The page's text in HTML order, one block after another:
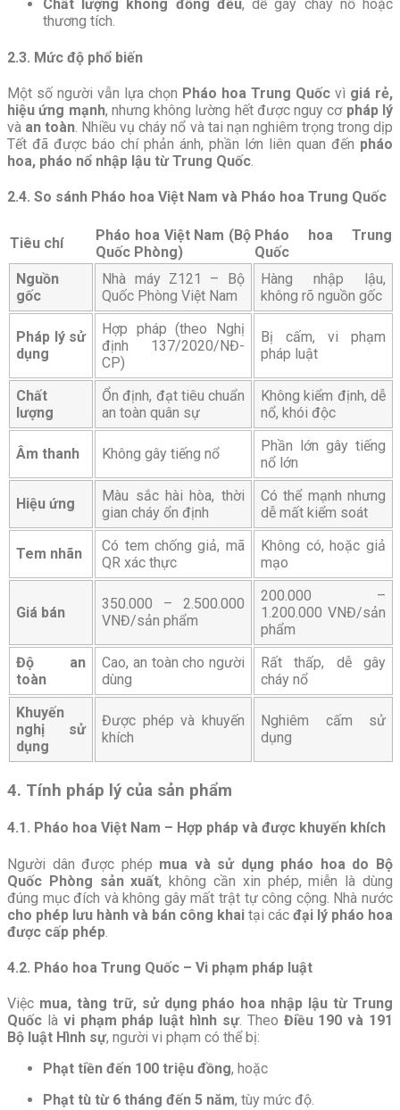
Chất lượng không đồng đều, dễ gây cháy nổ hoặc
thương tích.
2.3. Mức độ phổ biến
Một số người vẫn lựa chọn Pháo hoa Trung Quốc vì giá rẻ,
hiệu ứng mạnh, nhưng không lường hết được nguy cơ pháp lý
và an toàn. Nhiều vụ cháy nổ và tai nạn nghiêm trọng trong dịp
Tết đã được báo chí phản ánh, phần lớn liên quan đến pháo
hoa, pháo nổ nhập lậu từ Trung Quốc.
2.4. So sánh Pháo hoa Việt Nam và Pháo hoa Trung Quốc
Tiêu chí
Pháo hoa Việt Nam (Bộ
Quốc Phòng)
Pháo hoa Trung
Quốc
Nguồn
gốc
Nhà máy Z121 – Bộ
Quốc Phòng Việt Nam
Hàng nhập lậu,
không rõ nguồn gốc
Pháp lý sử
dụng
Hợp pháp (theo Nghị
định 137/2020/NĐ-
CP)
Bị cấm, vi phạm
pháp luật
Chất
lượng
Ổn định, đạt tiêu chuẩn
an toàn quân sự
Không kiểm định, dễ
nổ, khói độc
Âm thanh Không gây tiếng nổ
Phần lớn gây tiếng
nổ lớn
Hiệu ứng
Màu sắc hài hòa, thời
gian cháy ổn định
Có thể mạnh nhưng
dễ mất kiểm soát
Tem nhãn
Có tem chống giả, mã
QR xác thực
Không có, hoặc giả
mạo
Giá bán
350.000 – 2.500.000
VNĐ/sản phẩm
200.000 –
1.200.000 VNĐ/sản
phẩm
Độ an
toàn
Cao, an toàn cho người
dùng
Rất thấp, dễ gây
cháy nổ
Khuyến
nghị sử
dụng
Được phép và khuyến
khích
Nghiêm cấm sử
dụng
4. Tính pháp lý của sản phẩm
4.1. Pháo hoa Việt Nam – Hợp pháp và được khuyến khích
Người dân được phép mua và sử dụng pháo hoa do Bộ
Quốc Phòng sản xuất, không cần xin phép, miễn là dùng
đúng mục đích và không gây mất trật tự công cộng. Nhà nước
cho phép lưu hành và bán công khai tại các đại lý pháo hoa
được cấp phép
4.2. Pháo hoa Trung Quốc – Vi phạm pháp luật
Việc mua, tàng trữ, sử dụng pháo hoa nhập lậu từ Trung
Quốc là vi phạm pháp luật hình sự. Theo Điều 190 và 191
Bộ luật Hình sự, người vi phạm có thể bị:
Phạt tiền đến 100 triệu đồng, hoặc
Phạt tù từ 6 tháng đến 5 năm, tùy mức độ.